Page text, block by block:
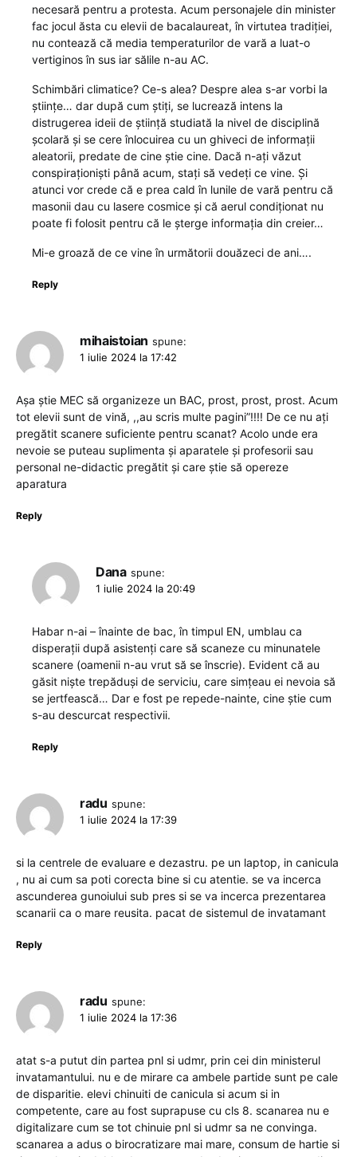
necesară pentru a protesta. Acum personajele din minister
fac jocul ăsta cu elevii de bacalaureat, în virtutea tradiției,
nu contează că media temperaturilor de vară a luat-o
vertiginos în sus iar sălile n-au AC.
Schimbări climatice? Ce-s alea? Despre alea s-ar vorbi la
științe… dar după cum știți, se lucrează intens la
distrugerea ideii de știință studiată la nivel de disciplină
școlară și se cere înlocuirea cu un ghiveci de informații
aleatorii, predate de cine știe cine. Dacă n-ați văzut
conspiraționiști până acum, stați să vedeți ce vine. Și
atunci vor crede că e prea cald în lunile de vară pentru că
masonii dau cu lasere cosmice și că aerul condiționat nu
poate fi folosit pentru că le șterge informația din creier…
Mi-e groază de ce vine în următorii douăzeci de ani….
Reply
mihaistoian spune:
1 iulie 2024 la 17:42
Așa știe MEC să organizeze un BAC, prost, prost, prost. Acum
tot elevii sunt de vină, ,,au scris multe pagini”!!!! De ce nu ați
pregătit scanere suficiente pentru scanat? Acolo unde era
nevoie se puteau suplimenta și aparatele și profesorii sau
personal ne-didactic pregătit și care știe să opereze
aparatura
Reply
Dana spune:
1 iulie 2024 la 20:49
Habar n-ai – înainte de bac, în timpul EN, umblau ca
disperații după asistenți care să scaneze cu minunatele
scanere (oamenii n-au vrut să se înscrie). Evident că au
găsit niște trepăduși de serviciu, care simțeau ei nevoia să
se jertfească… Dar e fost pe repede-nainte, cine știe cum
s-au descurcat respectivii.
Reply
radu spune:
1 iulie 2024 la 17:39
si la centrele de evaluare e dezastru. pe un laptop, in canicula
, nu ai cum sa poti corecta bine si cu atentie. se va incerca
ascunderea gunoiului sub pres si se va incerca prezentarea
scanarii ca o mare reusita. pacat de sistemul de invatamant
Reply
radu spune:
1 iulie 2024 la 17:36
atat s-a putut din partea pnl si udmr, prin cei din ministerul
invatamantului. nu e de mirare ca ambele partide sunt pe cale
de disparitie. elevi chinuiti de canicula si acum si in
competente, care au fost suprapuse cu cls 8. scanarea nu e
digitalizare cum se tot chinuie pnl si udmr sa ne convinga.
scanarea a adus o birocratizare mai mare, consum de hartie si